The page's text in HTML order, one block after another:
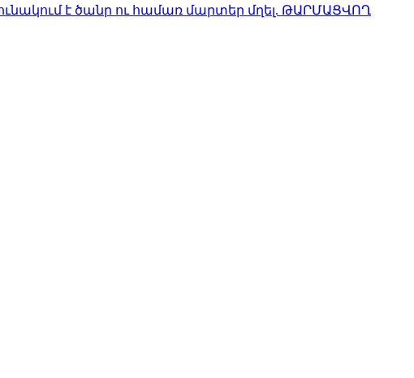
է ծանր ու համառ մարտեր մղել. ԹԱՐՄԱՑՎՈՂ